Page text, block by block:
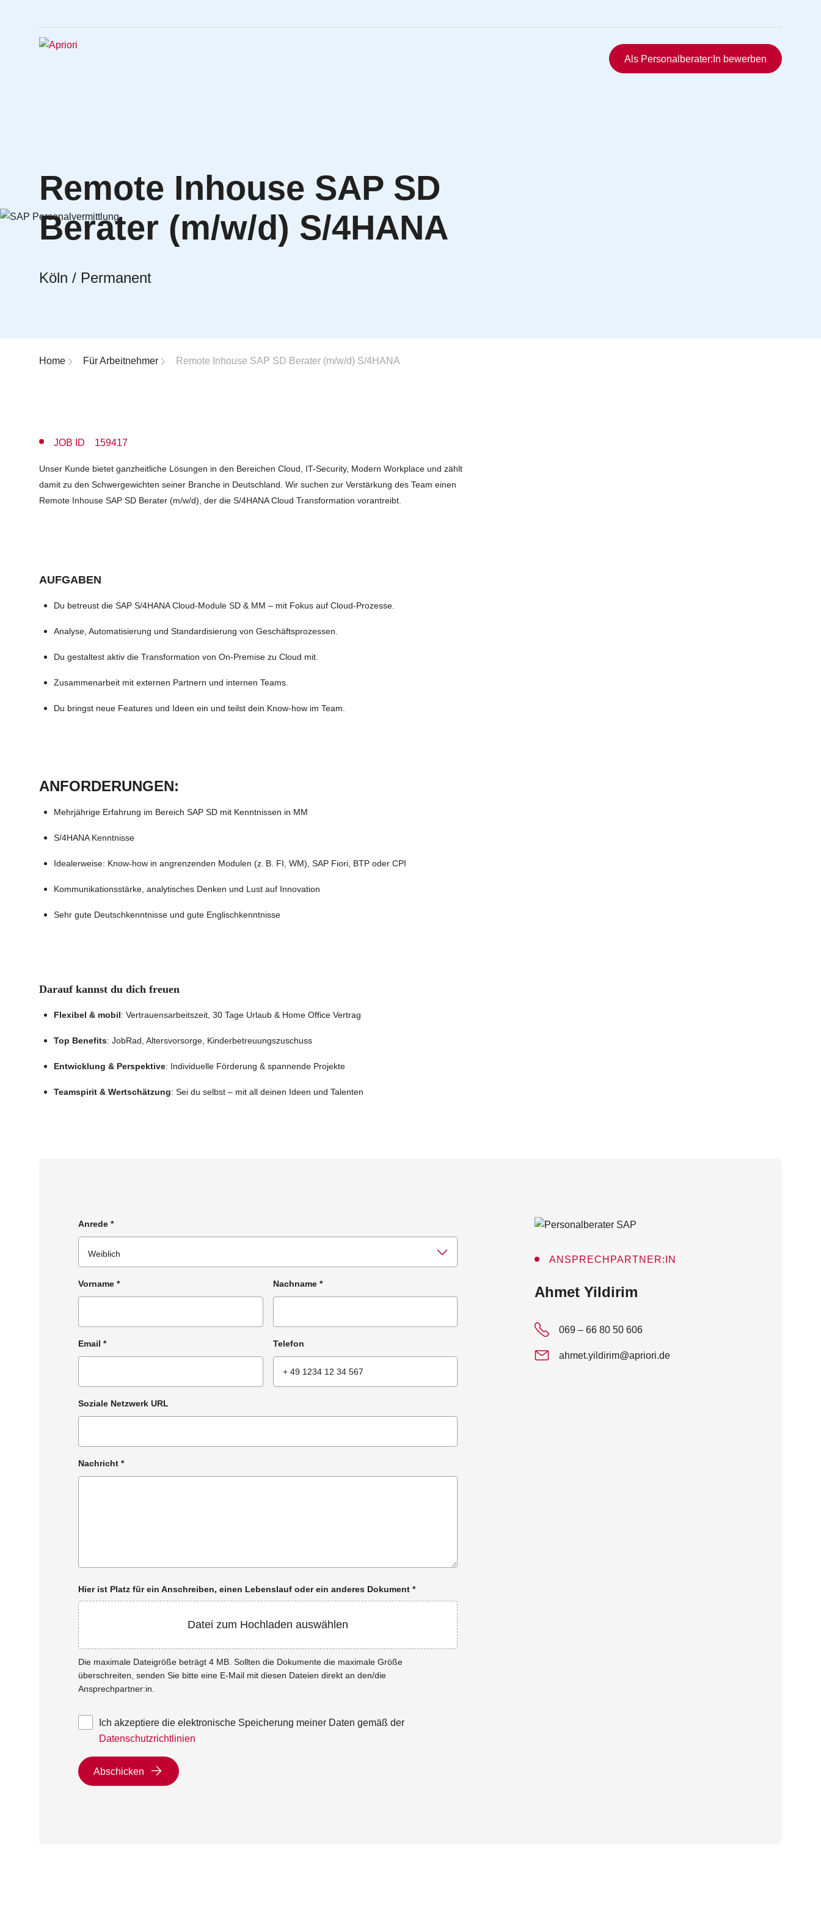
Schnellzugriff
HR:LAB Lösungen
Karriere bei APRIORI
Als Personalberater:In bewerben
Remote Inhouse SAP SD
Berater (m/w/d) S/4HANA
Köln / Permanent
Breadcrumb-Navigation
Home Für Arbeitnehmer Remote Inhouse SAP SD Berater (m/w/d) S/4HANA
JOB ID 159417
Unser Kunde bietet ganzheitliche Lösungen in den Bereichen Cloud, IT-Security, Modern Workplace und zählt
damit zu den Schwergewichten seiner Branche in Deutschland. Wir suchen zur Verstärkung des Team einen
Remote Inhouse SAP SD Berater (m/w/d), der die S/4HANA Cloud Transformation vorantreibt.
AUFGABEN
Du betreust die SAP S/4HANA Cloud-Module SD & MM – mit Fokus auf Cloud-Prozesse.
Analyse, Automatisierung und Standardisierung von Geschäftsprozessen.
Du gestaltest aktiv die Transformation von On-Premise zu Cloud mit.
Zusammenarbeit mit externen Partnern und internen Teams.
Du bringst neue Features und Ideen ein und teilst dein Know-how im Team.
ANFORDERUNGEN:
Mehrjährige Erfahrung im Bereich SAP SD mit Kenntnissen in MM
S/4HANA Kenntnisse
Idealerweise: Know-how in angrenzenden Modulen (z. B. FI, WM), SAP Fiori, BTP oder CPI
Kommunikationsstärke, analytisches Denken und Lust auf Innovation
Sehr gute Deutschkenntnisse und gute Englischkenntnisse
Darauf kannst du dich freuen
Flexibel & mobil: Vertrauensarbeitszeit, 30 Tage Urlaub & Home Office Vertrag
Top Benefits: JobRad, Altersvorsorge, Kinderbetreuungszuschuss
Entwicklung & Perspektive: Individuelle Förderung & spannende Projekte
Teamspirit & Wertschätzung: Sei du selbst – mit all deinen Ideen und Talenten
Anrede *
Vorname * Nachname *
Email * Telefon
Soziale Netzwerk URL
Nachricht *
Hier ist Platz für ein Anschreiben, einen Lebenslauf oder ein anderes Dokument *
Datei zum Hochladen auswählen
Die maximale Dateigröße beträgt 4 MB. Sollten die Dokumente die maximale Größe
überschreiten, senden Sie bitte eine E-Mail mit diesen Dateien direkt an den/die
Ansprechpartner:in.
Ich akzeptiere die elektronische Speicherung meiner Daten gemäß der
Datenschutzrichtlinien
Abschicken
ANSPRECHPARTNER:IN
:
Ahmet Yildirim
069 – 66 80 50 606
ahmet.yildirim@apriori.de